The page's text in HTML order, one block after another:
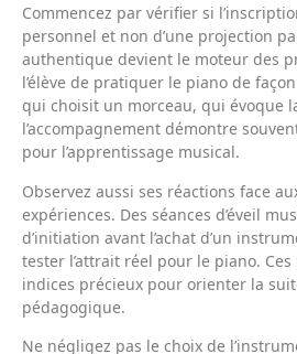
Commencez par vérifier si
personnel et non d’une projection
authentique devient le moteur des
l’élève de pratiquer le piano de
qui choisit un morceau, qui évoque
l’accompagnement démontre
pour l’apprentissage musical.
Observez aussi ses réactions face
expériences. Des séances d’éveil
d’initiation avant l’achat d’un
tester l’attrait réel pour le piano.
indices précieux pour orienter la
pédagogique.
Ne négligez pas le choix de